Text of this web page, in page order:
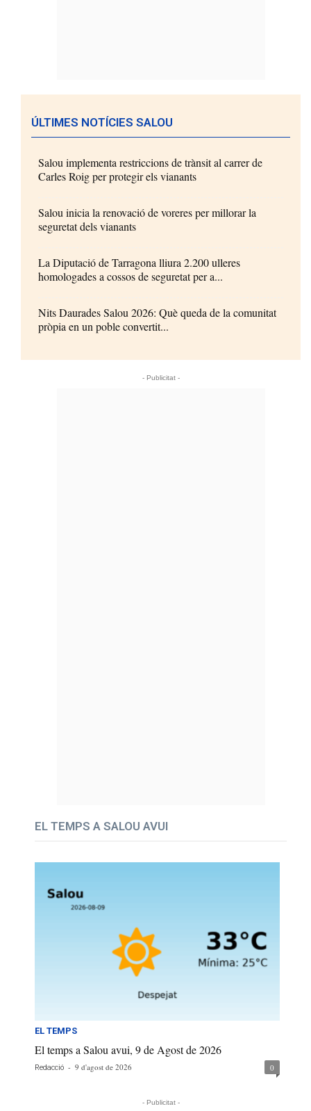
ÚLTIMES NOTÍCIES SALOU
Salou implementa restriccions de trànsit al carrer de
Carles Roig per protegir els vianants
Salou inicia la renovació de voreres per millorar la
seguretat dels vianants
La Diputació de Tarragona lliura 2.200 ulleres
homologades a cossos de seguretat per a...
Nits Daurades Salou 2026: Què queda de la comunitat
pròpia en un poble convertit...
- Publicitat -
EL TEMPS A SALOU AVUI
EL TEMPS
El temps a Salou avui, 9 de Agost de 2026
Redacció - 9 d'agost de 2026 0
- Publicitat -